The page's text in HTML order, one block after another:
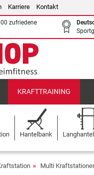
Karriere Kontakt
zufriedene
KRAFTTRAINING
Hantelbank
Multi